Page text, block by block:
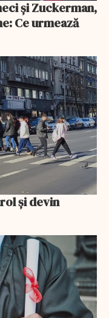
Ce urmează
și devin